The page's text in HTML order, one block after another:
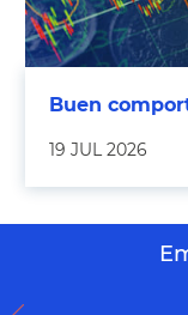
Buen
19 JUL 2026